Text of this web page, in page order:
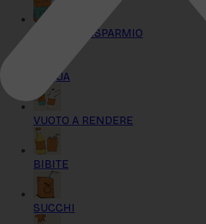
KIT MAXI RISPARMIO
ACQUA
VUOTO A RENDERE
BIBITE
SUCCHI